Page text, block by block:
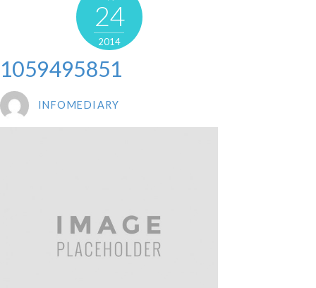
24
2014
1059495851
INFOMEDIARY